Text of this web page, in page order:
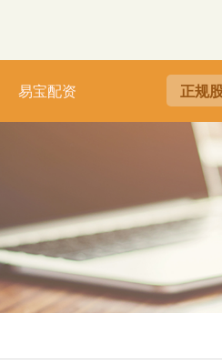
易宝配资 正规